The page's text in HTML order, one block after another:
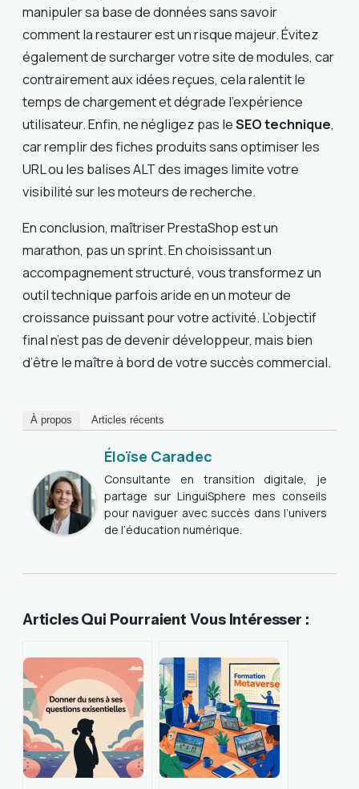
manipuler sa base de données sans savoir
comment la restaurer est un risque majeur. Évitez
également de surcharger votre site de modules, car
contrairement aux idées reçues, cela ralentit le
temps de chargement et dégrade l’expérience
utilisateur. Enfin, ne négligez pas leSEO technique,
car remplir des fiches produits sans optimiser les
URL ou les balises ALT des images limite votre
visibilité sur les moteurs de recherche.
En conclusion, maîtriser PrestaShop est un
marathon, pas un sprint. En choisissant un
accompagnement structuré, vous transformez un
outil technique parfois aride en un moteur de
croissance puissant pour votre activité. L’objectif
final n’est pas de devenir développeur, mais bien
d’être le maître à bord de votre succès commercial.
À propos Articles récents
Éloïse Caradec
Consultante en transition digitale, je
partage sur LinguiSphere mes conseils
pour naviguer avec succès dans l’univers
de l’éducation numérique.
Articles Qui Pourraient Vous Intéresser :